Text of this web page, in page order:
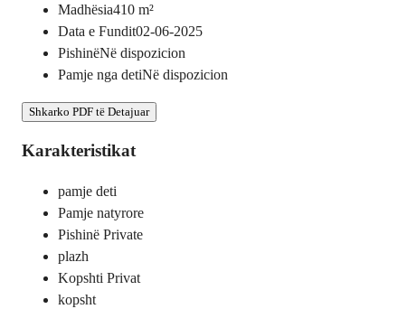
Madhësia410 m²
Data e Fundit02-06-2025
PishinëNë dispozicion
Pamje nga detiNë dispozicion
Shkarko PDF të Detajuar
Karakteristikat
pamje deti
Pamje natyrore
Pishinë Private
plazh
Kopshti Privat
kopsht